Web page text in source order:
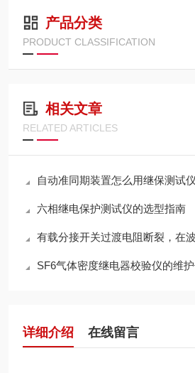
产品分类
PRODUCT CLASSIFICATION
相关文章
RELATED ARTICLES
自动准同期装置怎么用继保测试
六相继电保护测试仪的选型指南
有载分接开关过渡电阻断裂，在
SF6气体密度继电器校验仪的维
详细介绍 在线留言